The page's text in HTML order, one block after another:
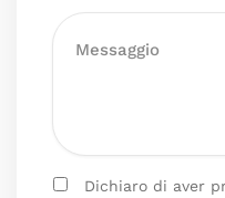
Dichiaro di aver